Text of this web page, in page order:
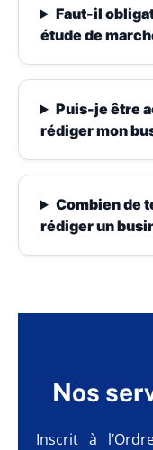
Faut-il
étude de
Puis-je être
rédiger mon
Combien de
rédiger un
Nos
Inscrit à